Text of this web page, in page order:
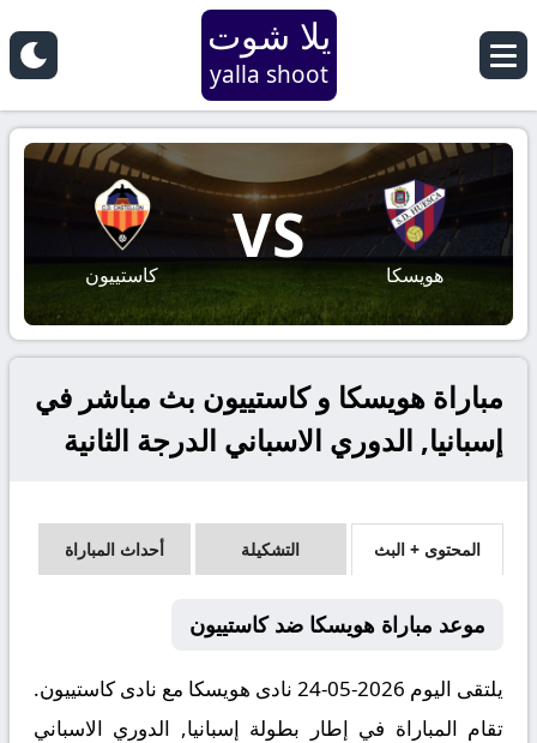
يلا شوت
yalla shoot
هويسكا
VS
كاستييون
مباراة هويسكا و كاستييون بث مباشر في
إسبانيا, الدوري الاسباني الدرجة الثانية
المحتوى + البث التشكيلة أحداث المباراة
موعد مباراة هويسكا ضد كاستييون
يلتقى اليوم 2026-05-24 نادى هويسكا مع نادى كاستييون.
تقام المباراة في إطار بطولة إسبانيا, الدوري الاسباني